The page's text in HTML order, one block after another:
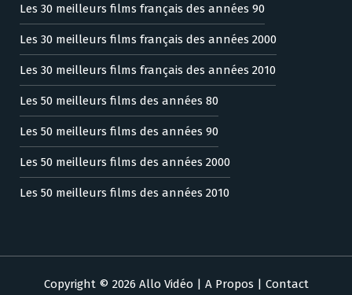
Les 30 meilleurs films français des années 90
Les 30 meilleurs films français des années 2000
Les 30 meilleurs films français des années 2010
Les 50 meilleurs films des années 80
Les 50 meilleurs films des années 90
Les 50 meilleurs films des années 2000
Les 50 meilleurs films des années 2010
Copyright © 2026 Allo Vidéo | A Propos | Contact